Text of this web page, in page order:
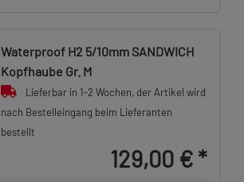
Waterproof H2 5/10mm SANDWICH
Kopfhaube Gr. M
Lieferbar in 1-2 Wochen, der Artikel wird
nach Bestelleingang beim Lieferanten
bestellt
129,00 € *